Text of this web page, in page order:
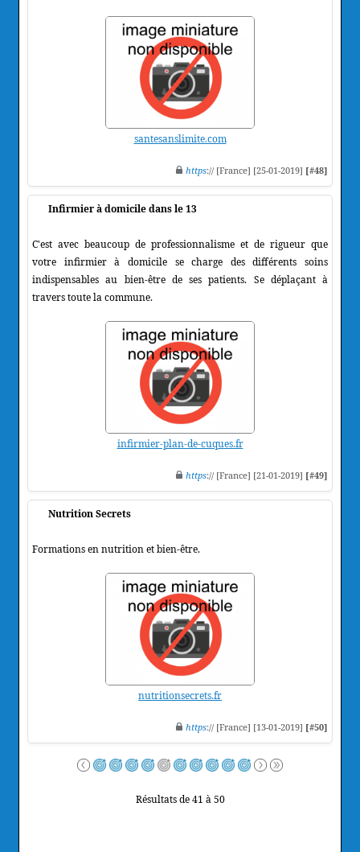
santesanslimite.com
https:// [France] [25-01-2019] [#48]
Infirmier à domicile dans le 13
C'est avec beaucoup de professionnalisme et de rigueur que
votre infirmier à domicile se charge des différents soins
indispensables au bien-être de ses patients. Se déplaçant à
travers toute la commune.
infirmier-plan-de-cuques.fr
https:// [France] [21-01-2019] [#49]
Nutrition Secrets
Formations en nutrition et bien-être.
nutritionsecrets.fr
https:// [France] [13-01-2019] [#50]
Résultats de 41 à 50